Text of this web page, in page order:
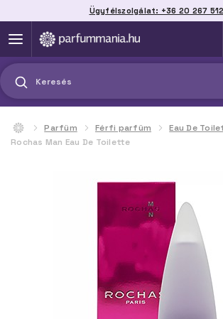
Ügyfélszolgálat: +36 20 267
Keresés
Parfüm Férfi parfüm Eau De
Rochas Man Eau De Toilette